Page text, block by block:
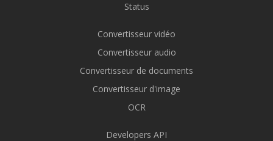
Status
Convertisseur vidéo
Convertisseur audio
Convertisseur de documents
Convertisseur d'image
OCR
Developers API